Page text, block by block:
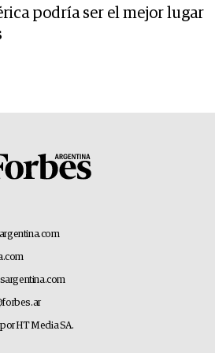
podría ser el mejor lugar
HT Media SA.